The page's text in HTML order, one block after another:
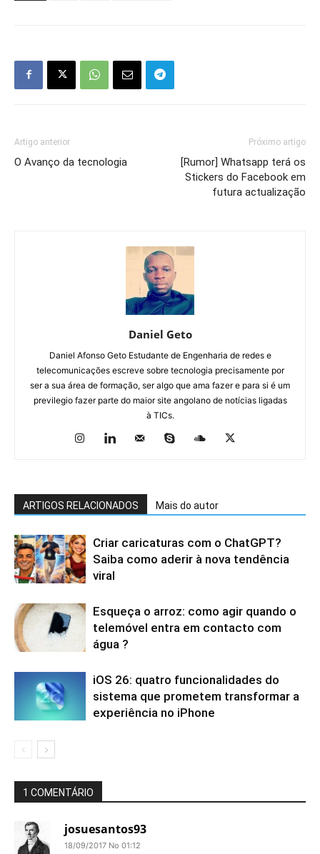
Artigo anterior
O Avanço da tecnologia
Próximo artigo
[Rumor] Whatsapp terá os
Stickers do Facebook em
futura actualização
Daniel Geto
Daniel Afonso Geto Estudante de Engenharia de redes e
telecomunicações escreve sobre tecnologia precisamente por
ser a sua área de formação, ser algo que ama fazer e para si é um
previlegio fazer parte do maior site angolano de notícias ligadas
à TICs.
ARTIGOS RELACIONADOS Mais do autor
Criar caricaturas com o ChatGPT?
Saiba como aderir à nova tendência
viral
Esqueça o arroz: como agir quando o
telemóvel entra em contacto com
água ?
iOS 26: quatro funcionalidades do
sistema que prometem transformar a
experiência no iPhone
1 COMENTÁRIO
josuesantos93
18/09/2017 No 01:12